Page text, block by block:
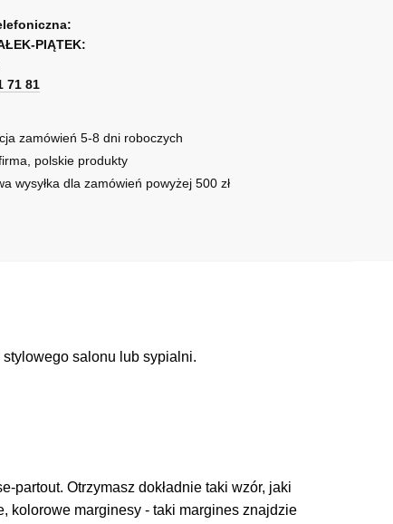
PIĄTEK:
71 81
zamówień 5-8 dni roboczych
polskie produkty
wysyłka dla zamówień powyżej 500 zł
salonu lub sypialni.
partout. Otrzymasz dokładnie taki wzór, jaki
kolorowe marginesy - taki margines znajdzie